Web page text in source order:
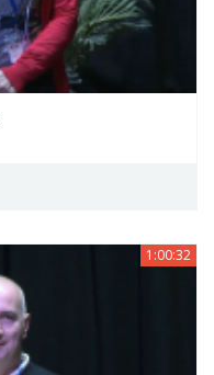
1:00:32